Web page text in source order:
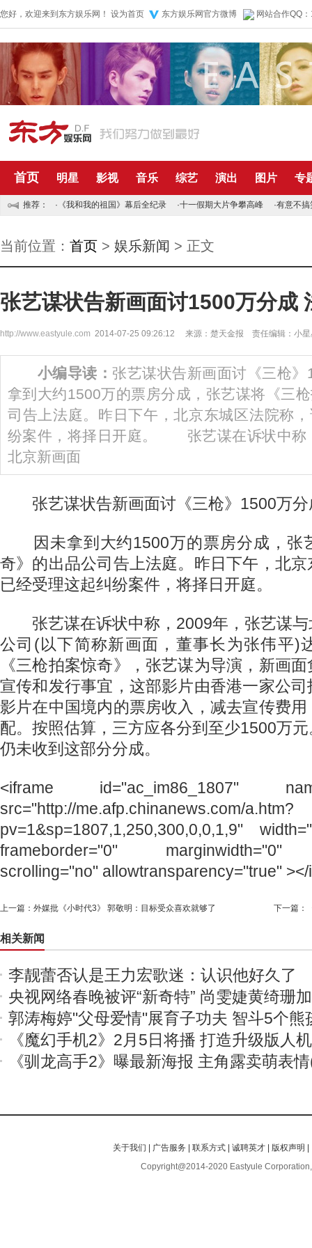
您好，欢迎来到东方娱乐网！ 设为首页 东方娱乐网官方微博 网站合作QQ
首页 明星 影视 音乐 综艺 演出 图片 专
推荐： · 《我和我的祖国》幕后全纪录 ·十一假期大片争攀高峰 ·有意不搞
当前位置： 首页 > 娱乐新闻 > 正文
张艺谋状告新画面讨1500万分成
http://www.eastyule.com 2014-07-25 09:26:12 来源：楚天金报 责任编辑：小星
小编导读：张艺谋状告新画面讨《三
拿到大约1500万的票房分成，张艺谋将《三
司告上法庭。昨日下午，北京东城区法院称
纷案件，将择日开庭。 张艺谋在诉状中称
北京新画面
张艺谋状告新画面讨《三枪》1500万分
因未拿到大约1500万的票房分成，张
奇》的出品公司告上法庭。昨日下午，北
已经受理这起纠纷案件，将择日开庭。
张艺谋在诉状中称，2009年，张艺谋与
公司(以下简称新画面，董事长为张伟平)
《三枪拍案惊奇》，张艺谋为导演，新画
宣传和发行事宜，这部影片由香港一家公
影片在中国境内的票房收入，减去宣传费
配。按照估算，三方应各分到至少1500万
仍未收到这部分分成。
<iframe id="ac_im86_1807"
src="http://me.afp.chinanews.com/a.htm?
pv=1&sp=1807,1,250,300,0,0,1,9"
frameborder="0" marginwidth="0"
scrolling="no" allowtransparency="true"
上一篇： 外媒批《小时代3》 郭敬明：目标受众喜欢就够了 下一篇：
相关新闻
李靓蕾否认是王力宏歌迷：认识他好久了
央视网络春晚被评“新奇特” 尚雯婕黄绮珊
郭涛梅婷"父母爱情"展育子功夫 智斗5个熊
《魔幻手机2》2月5日将播 打造升级版人
《驯龙高手2》曝最新海报 主角露卖萌表
关于我们 广告服务 |联系方式 |诚聘英才 版权声明
Copyright@2014-2020 Eastyule